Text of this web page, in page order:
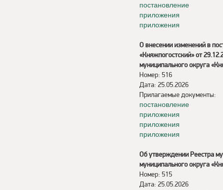
постановление
приложения
приложения
О внесении изменений в
«Княжпогостский» от
муниципального округа
Номер: 516
Дата: 25.05.2026
Прилагаемые документы:
постановление
приложения
приложения
приложения
Об утверждении Реестра
муниципального округа
Номер: 515
Дата: 25.05.2026